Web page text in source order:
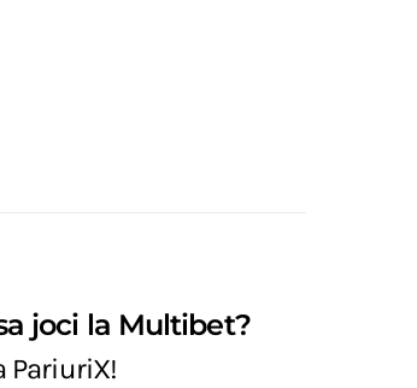
joci la Multibet?
PariuriX!